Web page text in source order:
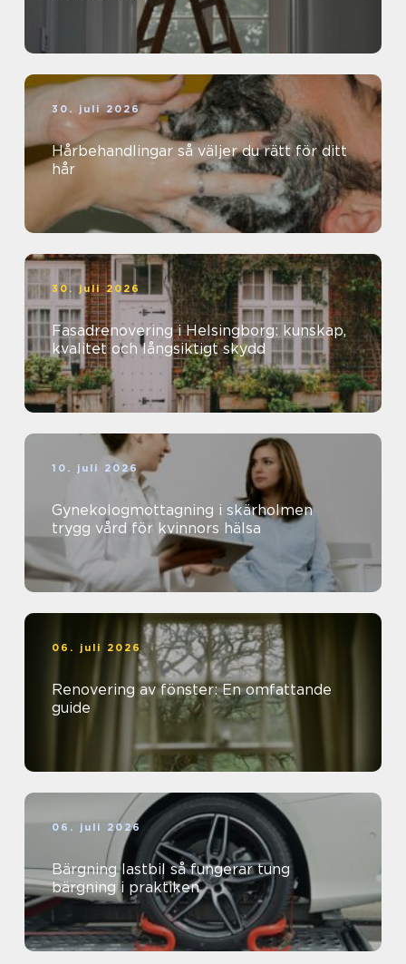
30. juli 2026
Hårbehandlingar så väljer du rätt för ditt
hår
30. juli 2026
Fasadrenovering i Helsingborg: kunskap,
kvalitet och långsiktigt skydd
10. juli 2026
Gynekologmottagning i skärholmen
trygg vård för kvinnors hälsa
06. juli 2026
Renovering av fönster: En omfattande
guide
06. juli 2026
Bärgning lastbil så fungerar tung
bärgning i praktiken